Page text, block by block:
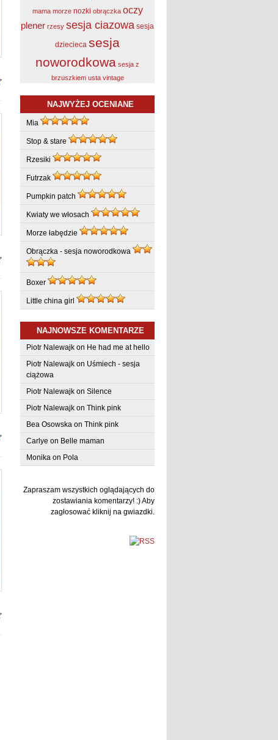
mama morze nozki obrączka oczy
plener rzesy sesja ciazowa sesja
dziecieca sesja
noworodkowa sesja z
brzuszkiem usta vintage
NAJWYŻEJ OCENIANE
Mia
Stop & stare
Rzesiki
Futrzak
Pumpkin patch
Kwiaty we włosach
Morze łabędzie
Obrączka - sesja noworodkowa
Boxer
Little china girl
NAJNOWSZE KOMENTARZE
Piotr Nalewajk on He had me at hello
Piotr Nalewajk on Uśmiech - sesja
ciążowa
Piotr Nalewajk on Silence
Piotr Nalewajk on Think pink
Bea Osowska on Think pink
Carlye on Belle maman
Monika on Pola
Zapraszam wszystkich oglądających do
zostawiania komentarzy! :) Aby
zagłosować kliknij na gwiazdki.